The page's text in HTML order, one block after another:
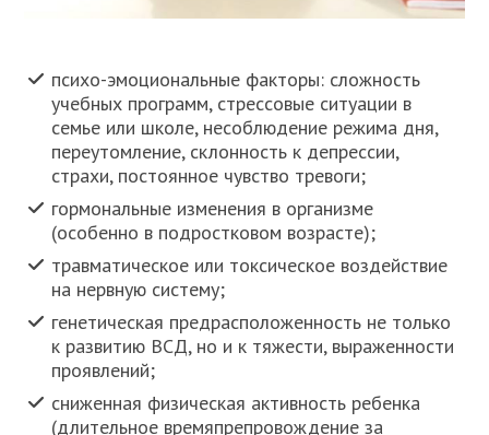
психо-эмоциональные факторы: сложность
учебных программ, стрессовые ситуации в
семье или школе, несоблюдение режима дня,
переутомление, склонность к депрессии,
страхи, постоянное чувство тревоги;
гормональные изменения в организме
(особенно в подростковом возрасте);
травматическое или токсическое воздействие
на нервную систему;
генетическая предрасположенность не только
к развитию ВСД, но и к тяжести, выраженности
проявлений;
сниженная физическая активность ребенка
(длительное времяпрепровождение за